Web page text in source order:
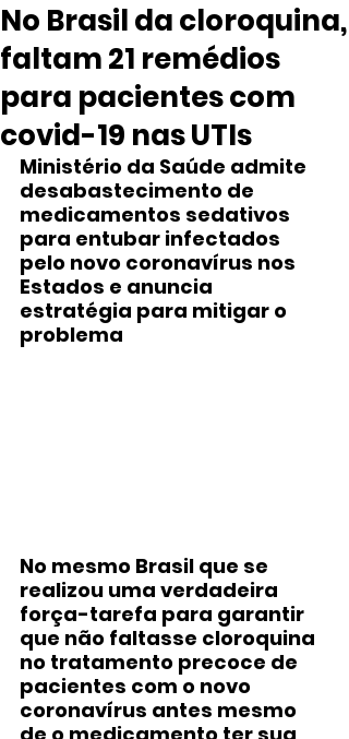
No Brasil da cloroquina,
faltam 21 remédios
para pacientes com
covid-19 nas UTIs
Ministério da Saúde admite
desabastecimento de
medicamentos sedativos
para entubar infectados
pelo novo coronavírus nos
Estados e anuncia
estratégia para mitigar o
problema
No mesmo Brasil que se
realizou uma verdadeira
força-tarefa para garantir
que não faltasse cloroquina
no tratamento precoce de
pacientes com o novo
coronavírus antes mesmo